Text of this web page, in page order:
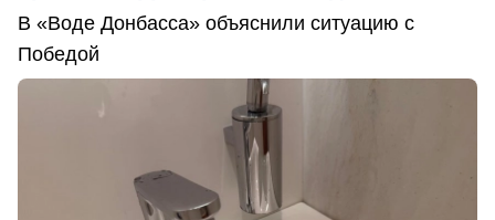
В «Воде Донбасса» объяснили ситуацию с
Победой